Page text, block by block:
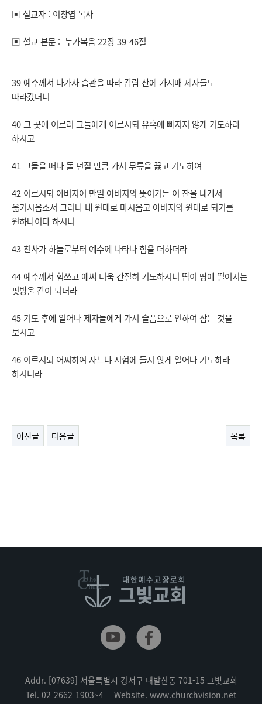
▣ 설교자 : 이창엽 목사
▣ 설교 본문 : 누가복음 22장 39-46절
39 예수께서 나가사 습관을 따라 감람 산에 가시매 제자들도
따라갔더니
40 그 곳에 이르러 그들에게 이르시되 유혹에 빠지지 않게 기도하라
하시고
41 그들을 떠나 돌 던질 만큼 가서 무릎을 꿇고 기도하여
42 이르시되 아버지여 만일 아버지의 뜻이거든 이 잔을 내게서
옮기시옵소서 그러나 내 원대로 마시옵고 아버지의 원대로 되기를
원하나이다 하시니
43 천사가 하늘로부터 예수께 나타나 힘을 더하더라
44 예수께서 힘쓰고 애써 더욱 간절히 기도하시니 땀이 땅에 떨어지는
핏방울 같이 되더라
45 기도 후에 일어나 제자들에게 가서 슬픔으로 인하여 잠든 것을
보시고
46 이르시되 어찌하여 자느냐 시험에 들지 않게 일어나 기도하라
하시니라
이전글 다음글 목록
Addr. [07639] 서울특별시 강서구 내발산동 701-15 그빛교회
Tel. 02-2662-1903~4 Website. www.churchvision.net